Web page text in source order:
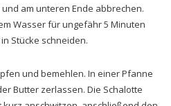
am unteren Ende abbrechen.
Wasser für ungefähr 5 Minuten
Stücke schneiden.
und bemehlen. In einer Pfanne
Butter zerlassen. Die Schalotte